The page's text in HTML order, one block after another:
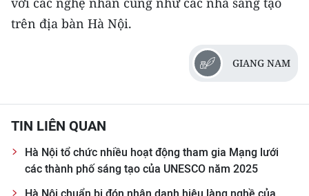
trên địa bàn Hà Nội.
GIANG NAM
TIN LIÊN QUAN
Hà Nội tổ chức nhiều hoạt động tham gia Mạng lưới
các thành phố sáng tạo của UNESCO năm 2025